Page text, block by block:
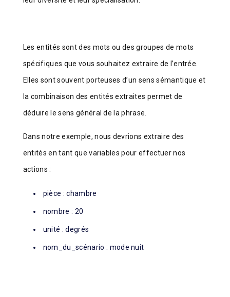
Les entités sont des mots ou des groupes de mots
spécifiques que vous souhaitez extraire de l’entrée.
Elles sont souvent porteuses d’un sens sémantique et
la combinaison des entités extraites permet de
déduire le sens général de la phrase.
Dans notre exemple, nous devrions extraire des
entités en tant que variables pour effectuer nos
actions :
pièce : chambre
nombre : 20
unité : degrés
nom_du_scénario : mode nuit